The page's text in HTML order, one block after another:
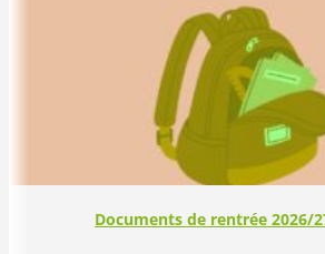
Documents de rentrée 2026/